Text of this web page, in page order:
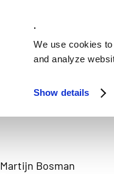
.
We use cookies
and analyze
Show details
Martijn Bosman